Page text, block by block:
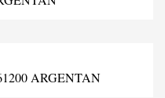
ARGENTAN